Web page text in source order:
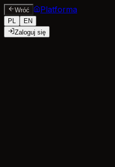
Wróć Platforma
PL
EN
Zaloguj się